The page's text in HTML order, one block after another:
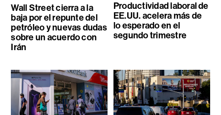
Wall Street cierra a la
baja por el repunte del
petróleo y nuevas dudas
sobre un acuerdo con
Irán
Productividad laboral de
EE.UU. acelera más de
lo esperado en el
segundo trimestre